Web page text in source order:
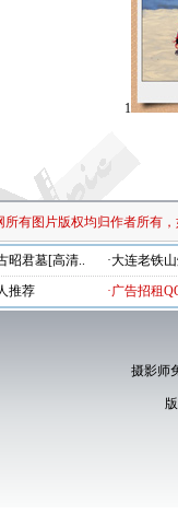
1
所有图片版权均归作者所有
昭君墓[高清.. ·大连老铁
推荐 ·广告招租
摄影师